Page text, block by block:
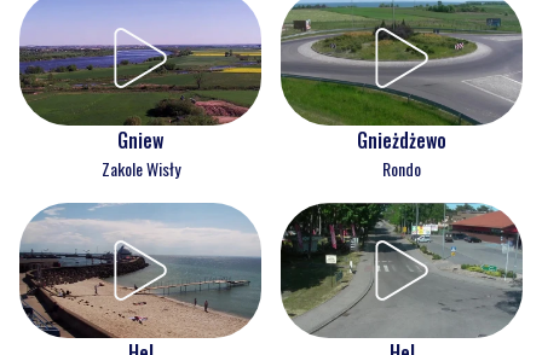
Gniew
Zakole Wisły
Gnieżdżewo
Rondo